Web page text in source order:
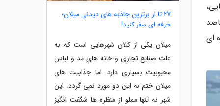
ای
27 تا از برترین جاذبه های دیدنی میلان؛
حرفه ای سفر کنید!
میلان یکی از کلان شهرهایی است که به
علت صنایع تجاری و خانه های مد و لباس
محبوبیت بسیاری دارد. اما جذابیت های
میلان ختم به این دو مورد نمی گردد. این
شهر نه تنها مملو از منظره ها شگفت انگیز